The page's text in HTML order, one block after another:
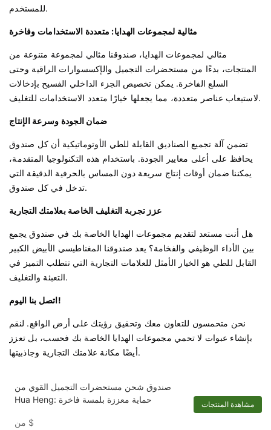
للمستخدم.
مثالية لمجموعات الهدايا: متعددة الاستخدامات وفاخرة
مثالي لمجموعات الهدايا، صندوقنا مثالي لمجموعة متنوعة من
المنتجات، بدءًا من مستحضرات التجميل والإكسسوارات الراقية وحتى
السلع الفاخرة. يمكن تخصيص الجزء الداخلي الفسيح بإدخالات
لاستيعاب عناصر متعددة، مما يجعلها خيارًا متعدد الاستخدامات للتغليف.
ضمان الجودة وسرعة الإنتاج
تضمن آلة تجميع الصناديق القابلة للطي الأوتوماتيكية أن كل صندوق
يحافظ على أعلى معايير الجودة. باستخدام هذه التكنولوجيا المتقدمة،
يمكننا ضمان أوقات إنتاج سريعة دون المساس بالحرفية الدقيقة التي
تدخل في كل صندوق.
عزز تجربة التغليف الخاصة بعلامتك التجارية
هل أنت مستعد لتقديم مجموعات الهدايا الخاصة بك في صندوق يجمع
بين الأداء الوظيفي والفخامة؟ يعد صندوقنا المغناطيسي الأبيض الكبير
القابل للطي هو الخيار الأمثل للعلامات التجارية التي تتطلب التميز في
التعبئة والتغليف.
اتصل بنا اليوم!
نحن متحمسون للتعاون معك وتحقيق رؤيتك على أرض الواقع. لنقم
بإنشاء عبوات لا تحمي مجموعات الهدايا الخاصة بك فحسب، بل تعزز
أيضًا مكانة علامتك التجارية وجاذبيتها.
صندوق شحن مستحضرات التجميل القوي من
Hua Heng: حماية معززة بلمسة فاخرة
$
مشاهدة المنتجات